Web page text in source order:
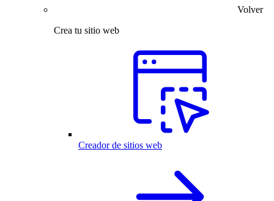
Volver
Crea tu sitio web
Creador de sitios web